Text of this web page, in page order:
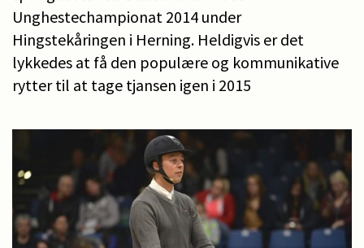
Unghestechampionat 2014 under
Hingstekåringen i Herning. Heldigvis er det
lykkedes at få den populære og kommunikative
rytter til at tage tjansen igen i 2015